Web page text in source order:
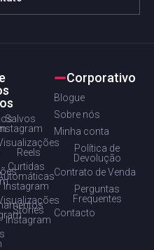
Salvos
Reels
Curtidas
Instagram
Stories
Instagram
Corporativo
Blogue
Sobre nós
Minha conta
Política de
Devolução
Contrato de Venda
Perguntas
Frequentes
Contacto